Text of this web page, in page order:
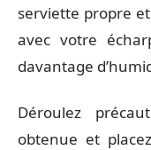
serviette propre
avec votre
davantage
Déroulez
obtenue et